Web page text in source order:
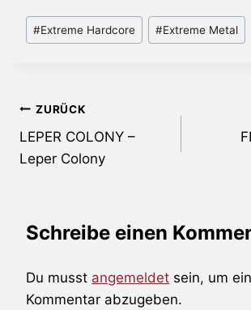
Schlagworte:
#Extreme Hardcore #Extreme Metal
Beitragsnavigation
ZURÜCK
LEPER COLONY –
Leper Colony
Schreibe einen
Du musst angemeldet sein, um
Kommentar abzugeben.